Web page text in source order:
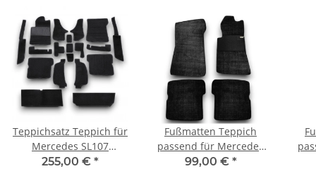
Teppichsatz Teppich für
Mercedes SL107
R107/W107 Gummi
255,00 € *
Fußmatten Teppich
passend für Mercedes
Benz SL107 R107/107 4
99,00 € *